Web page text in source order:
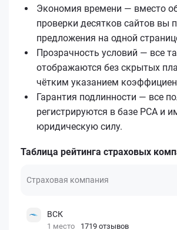
Экономия времени — вместо
проверки десятков сайтов вы
предложения на одной
Прозрачность условий — все
отображаются без скрытых
чётким указанием
Гарантия подлинности — все
регистрируются в базе РСА и
юридическую силу.
Таблица рейтинга страховых
Страховая компания
ВСК
1 место 1719 отзывов